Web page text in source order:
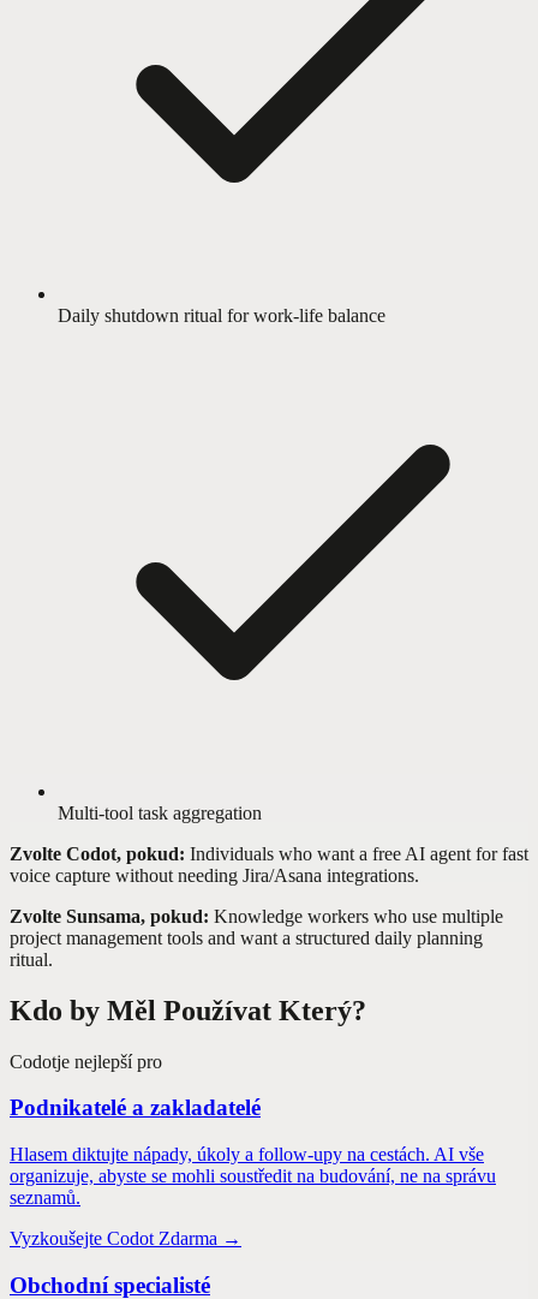
Daily shutdown ritual for work-life balance
Multi-tool task aggregation
Zvolte Codot, pokud: Individuals who want a free AI agent for fast
voice capture without needing Jira/Asana integrations.
Zvolte Sunsama, pokud: Knowledge workers who use multiple
project management tools and want a structured daily planning
ritual.
Kdo by Měl Používat Který?
Codotje nejlepší pro
Podnikatelé a zakladatelé
Hlasem diktujte nápady, úkoly a follow-upy na cestách. AI vše
organizuje, abyste se mohli soustředit na budování, ne na správu
seznamů.
Vyzkoušejte Codot Zdarma →
Obchodní specialisté